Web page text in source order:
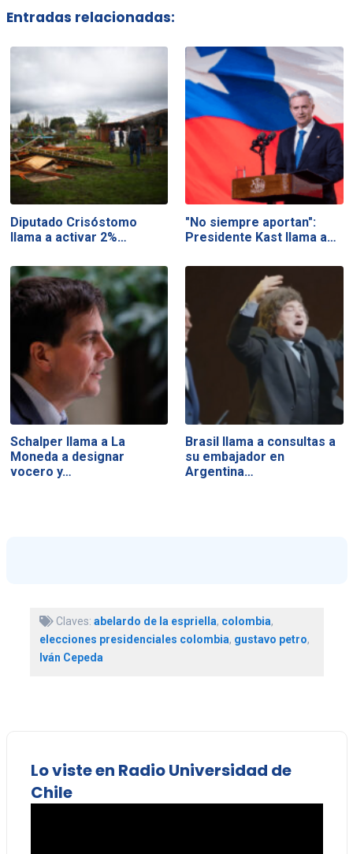
Entradas relacionadas:
Diputado Crisóstomo
llama a activar 2%…
"No siempre aportan":
Presidente Kast llama a…
Schalper llama a La
Moneda a designar
vocero y…
Brasil llama a consultas a
su embajador en
Argentina…
Claves: abelardo de la espriella, colombia,
elecciones presidenciales colombia, gustavo petro,
Iván Cepeda
Lo viste en Radio Universidad de
Chile